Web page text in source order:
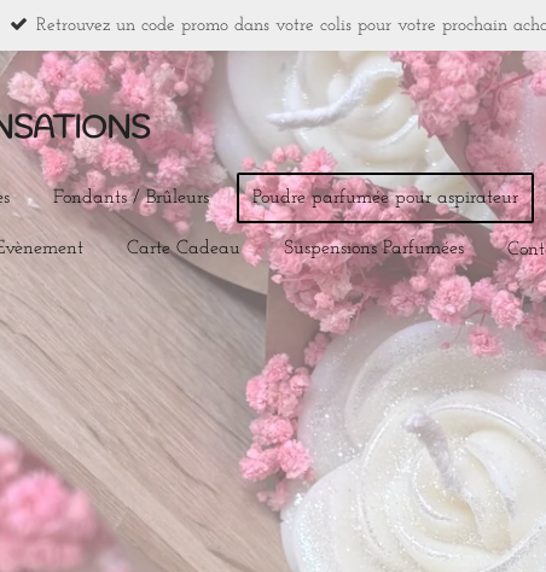
Retrouvez un code promo dans votre colis pour votre prochain
Fondants / Brûleurs Poudre parfumée pour aspirateur
Carte Cadeau Suspensions Parfumées